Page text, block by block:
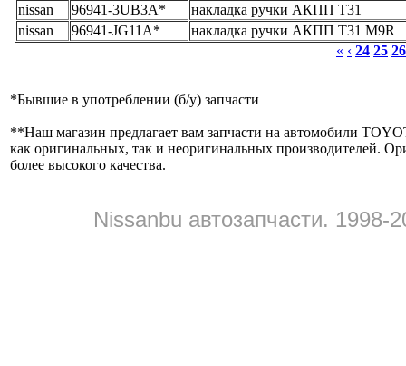
nissan
96941-3UB3A*
накладка ручки АКПП T31
nissan
96941-JG11A*
накладка ручки АКПП T31 M9R
« ‹ 24 25 26
*Бывшие в употреблении (б/y) запчасти
**Наш магазин предлагает вам запчасти на автомобили
как оригинальных, так и неоригинальных производителей.
более высокого качества.
Nissanbu автозапчасти. 1998-